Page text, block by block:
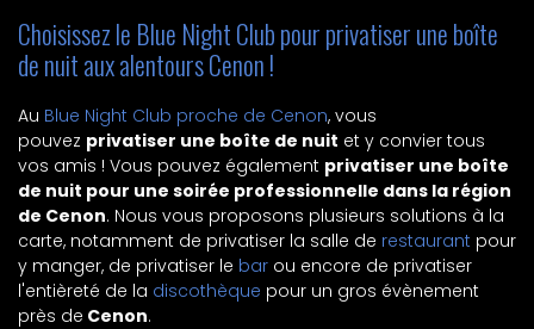
Choisissez le Blue Night Club pour privatiser une boîte
de nuit aux alentours Cenon !
Au Blue Night Club proche de Cenon, vous
pouvez privatiser une boîte de nuit et y convier tous
vos amis ! Vous pouvez également privatiser une boîte
de nuit pour une soirée professionnelle dans la région
de Cenon. Nous vous proposons plusieurs solutions à la
carte, notamment de privatiser la salle de restaurant pour
y manger, de privatiser le bar ou encore de privatiser
l'entièreté de la discothèque pour un gros évènement
près de Cenon.